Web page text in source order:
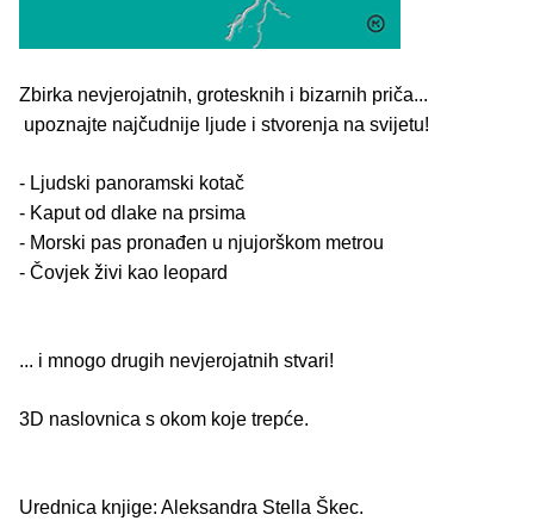
Zbirka nevjerojatnih, grotesknih i bizarnih priča...
upoznajte najčudnije ljude i stvorenja na svijetu!
- Ljudski panoramski kotač
- Kaput od dlake na prsima
- Morski pas pronađen u njujorškom metrou
- Čovjek živi kao leopard
... i mnogo drugih nevjerojatnih stvari!
3D naslovnica s okom koje trepće.
Urednica knjige: Aleksandra Stella Škec.